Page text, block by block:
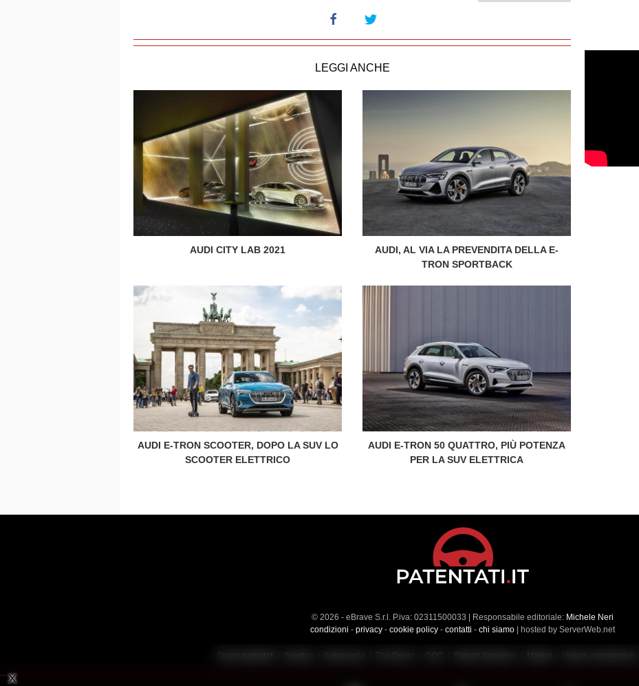
LEGGI ANCHE
AUDI CITY LAB 2021
AUDI, AL VIA LA PREVENDITA DELLA E-
TRON SPORTBACK
AUDI E-TRON SCOOTER, DOPO LA SUV LO
SCOOTER ELETTRICO
AUDI E-TRON 50 QUATTRO, PIÙ POTENZA
PER LA SUV ELETTRICA
© 2026 - eBrave S.r.l. P.iva: 02311500033 | Responsabile editoriale: Michele Neri
condizioni - privacy- cookie policy- contatti - chi siamo| hosted by ServerWeb.net
The Driver
X